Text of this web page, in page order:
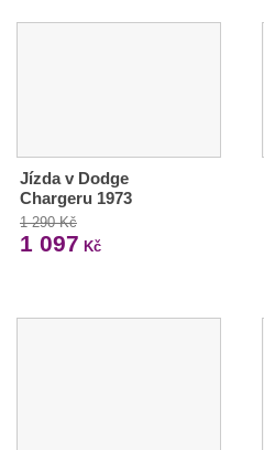
Jízda v Dodge
Chargeru 1973
1 290 Kč
1 097 Kč